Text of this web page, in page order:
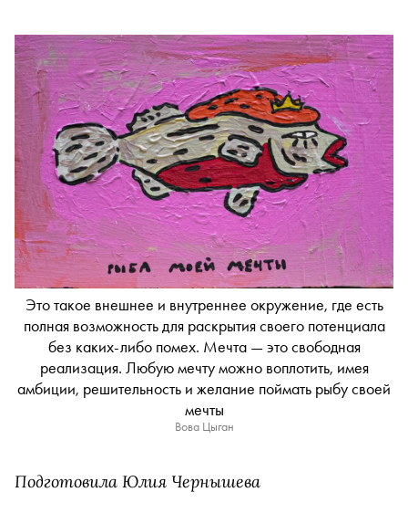
Это такое внешнее и внутреннее окружение, где есть
полная возможность для раскрытия своего потенциала
без каких-либо помех. Мечта — это свободная
реализация. Любую мечту можно воплотить, имея
амбиции, решительность и желание поймать рыбу своей
мечты
Вова Цыган
Подготовила Юлия Чернышева